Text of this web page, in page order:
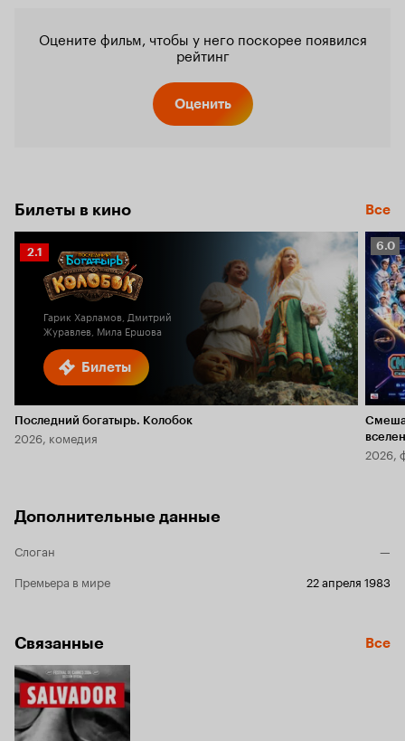
Оцените фильм, чтобы у него поскорее появился
рейтинг
Оценить
Билеты в кино Все
Билеты
Рейтинг
Кинопоиска
2.1
Гарик Харламов, Дмитрий
Журавлев, Мила Ершова
Последний богатырь. Колобок
2026, комедия
6.0
6.0
2026,
Дополнительные данные
Слоган
—
Премьера в мире
22 апреля 1983
Связанные Все